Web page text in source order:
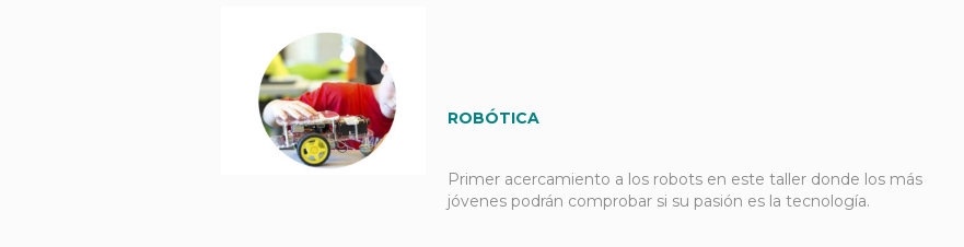
ROBÓTICA
Primer acercamiento a los robots en este taller donde los más
jóvenes podrán comprobar si su pasión es la tecnología.